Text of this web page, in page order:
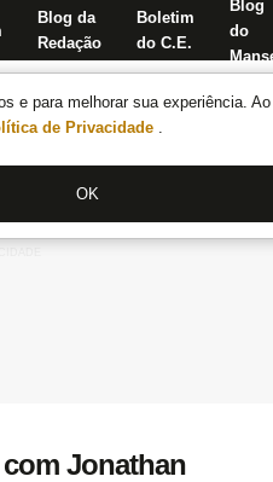
e para melhorar sua experiência.
de Privacidade .
OK
Blog da
Redação
Boletim
do C.E.
Blog
do
Jonathan